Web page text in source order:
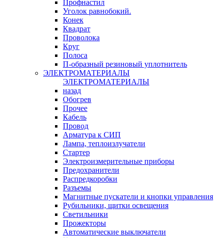
Профнастил
Уголок равнобокий.
Конек
Квадрат
Проволока
Круг
Полоса
П-образный резиновый уплотнитель
ЭЛЕКТРОМАТЕРИАЛЫ
ЭЛЕКТРОМАТЕРИАЛЫ
назад
Обогрев
Прочее
Кабель
Провод
Арматура к СИП
Лампа, теплоизлучатели
Стартер
Электроизмерительные приборы
Предохранители
Распредкоробки
Разъемы
Магнитные пускатели и кнопки управления
Рубильники, щитки освещения
Светильники
Прожекторы
Автоматические выключатели